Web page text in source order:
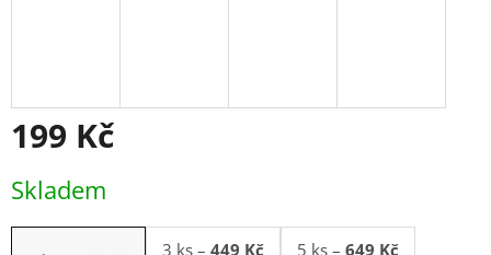
199 Kč
cena:
Skladem
3 ks – 449 Kč 5 ks – 649 Kč